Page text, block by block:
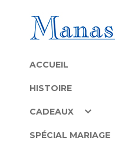
ACCUEIL
HISTOIRE
CADEAUX
SPÉCIAL MARIAGE